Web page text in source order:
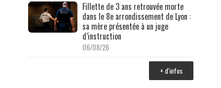
Fillette de 3 ans retrouvée morte
dans le 8e arrondissement de Lyon :
sa mère présentée à un juge
d’instruction
06/08/26
+ d'infos